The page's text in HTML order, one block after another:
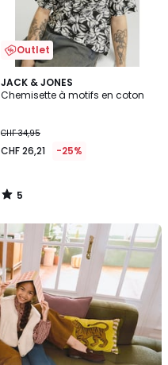
Outlet
JACK & JONES
Chemisette à motifs en coton
CHF 34,95
CHF 26,21 -25%
5
/
5
/